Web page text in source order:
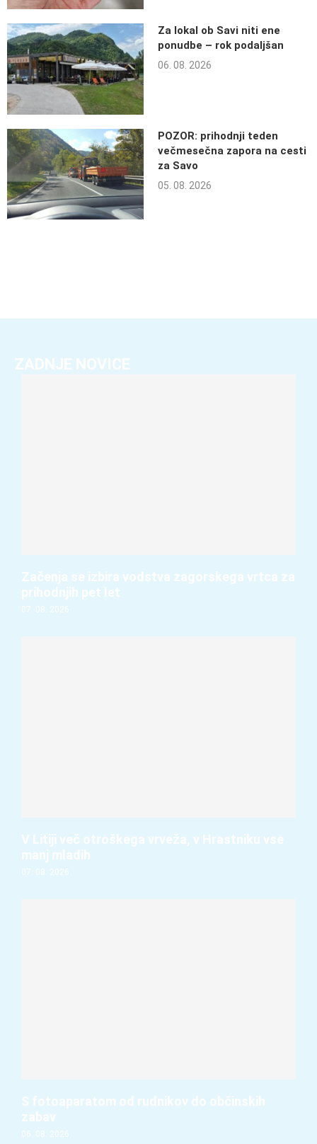
Za lokal ob Savi niti ene
ponudbe – rok podaljšan
06. 08. 2026
POZOR: prihodnji teden
večmesečna zapora na cesti
za Savo
05. 08. 2026
ZADNJE NOVICE
Začenja se izbira vodstva zagorskega vrtca za
prihodnjih pet let
07. 08. 2026
V Litiji več otroškega vrveža, v Hrastniku vse
manj mladih
07. 08. 2026
S fotoaparatom od rudnikov do občinskih
zabav
06. 08. 2026